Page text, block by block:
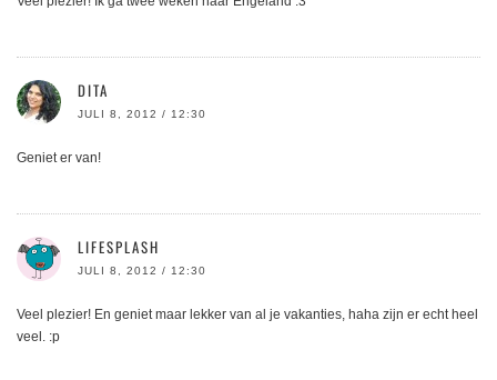
DITA
JULI 8, 2012 / 12:30
Geniet er van!
LIFESPLASH
JULI 8, 2012 / 12:30
Veel plezier! En geniet maar lekker van al je vakanties, haha zijn er echt heel
veel. :p